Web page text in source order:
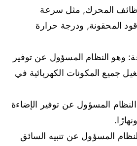
المحرك, مثل سرعة
المحقونة, ودرجة حرارة
وهو النظام المسؤول عن توفير
جميع المكونات الكهربائية في
المسؤول عن توفير الإضاءة
المسؤول عن تنبيه السائق